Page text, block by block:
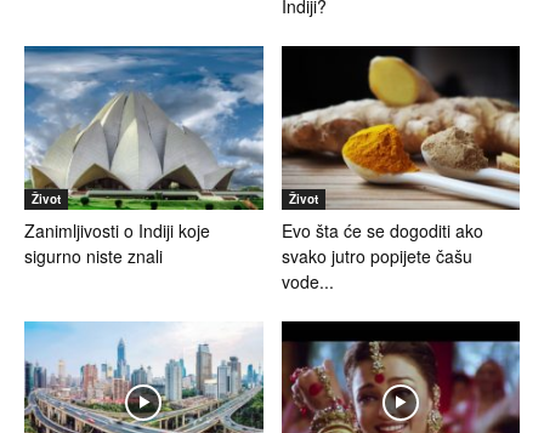
Indiji?
Život
Zanimljivosti o Indiji koje
sigurno niste znali
Život
Evo šta će se dogoditi ako
svako jutro popijete čašu
vode...